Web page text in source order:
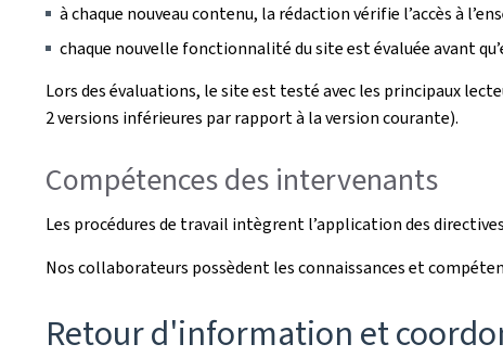
à chaque nouveau contenu, la rédaction vérifie l’accès à
chaque nouvelle fonctionnalité du site est évaluée avant
Lors des évaluations, le site est testé avec les principaux
2 versions inférieures par rapport à la version courante).
Compétences des intervenants
Les procédures de travail intègrent l’application des
Nos collaborateurs possèdent les connaissances et
Retour d'information et